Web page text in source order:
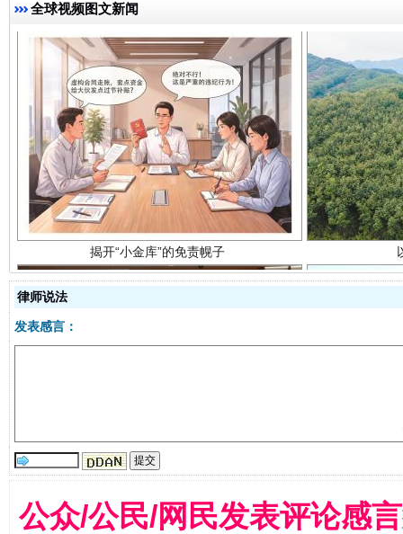
全球视频图文新闻
揭开“小金库”的免责幌子
律师说法
发表感言：
公众/公民/网民发表评论感